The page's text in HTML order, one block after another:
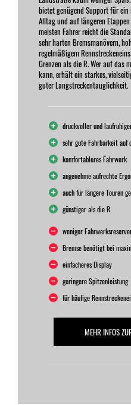
bietet genügend Support für
Alltag und auf längeren
meisten Fahrer reicht die
sehr harten Bremsmanövern,
regelmäßigem
Grenzen als die R. Wer auf das
kann, erhält ein starkes,
guter Langstreckentauglichkeit.
druckvoller und
sehr gute Fahrbarkeit auf
komfortableres Fahrwerk
angenehme aufrechte
auch für längere Touren
günstiger als die R
weniger
Bremse benötigt bei
einfacheres Display
geringere Spitzenleistung
für häufige
MEHR INFOS